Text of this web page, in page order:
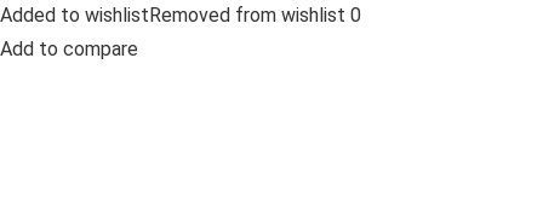
Added to wishlistRemoved from wishlist 0
Add to compare